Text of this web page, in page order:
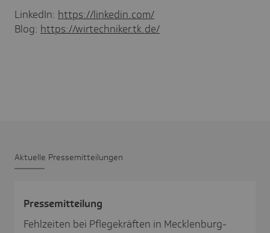
LinkedIn: https://linkedin.com/
Blog: https://wirtechniker.tk.de/
Aktu­elle Pres­se­mit­tei­lungen
Pres­se­mit­tei­lung
Fehlzeiten bei Pflegekräften in Mecklenburg-